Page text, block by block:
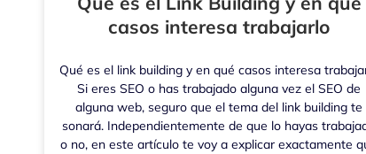
casos interesa trabajarlo
Qué es el link building y en qué casos interesa
Si eres SEO o has trabajado alguna vez el SEO de
alguna web, seguro que el tema del link building te
sonará. Independientemente de que lo hayas
o no, en este artículo te voy a explicar exactamente